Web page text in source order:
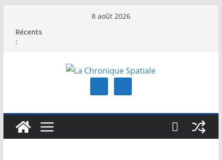
contenu
8 août 2026
Récents
: